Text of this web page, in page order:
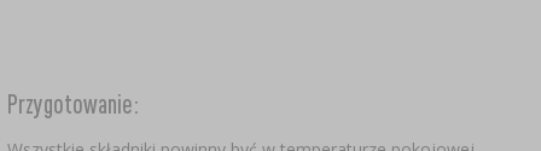
KORKOWANIE
LEJKI
DROŻDŻE GORZELNICZE
PRZECHOWYWANIE
Przygotowanie: